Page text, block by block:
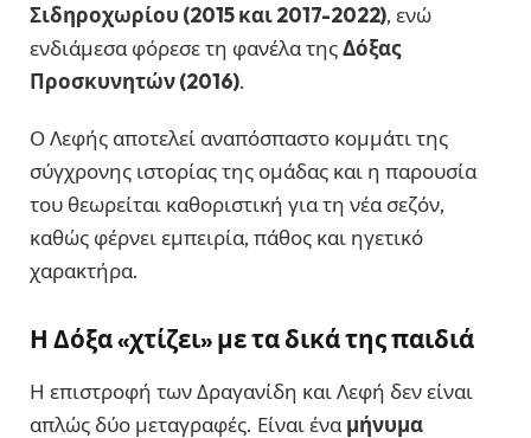
Σιδηροχωρίου (2015 και 2017-2022), ενώ
ενδιάμεσα φόρεσε τη φανέλα τηςΔόξας
Προσκυνητών (2016).
Ο Λεφής αποτελεί αναπόσπαστο κομμάτι της
σύγχρονης ιστορίας της ομάδας και η παρουσία
του θεωρείται καθοριστική για τη νέα σεζόν,
καθώς φέρνει εμπειρία, πάθος και ηγετικό
χαρακτήρα.
Η Δόξα «χτίζει» με τα δικά της παιδιά
Η επιστροφή των Δραγανίδη και Λεφή δεν είναι
απλώς δύο μεταγραφές. Είναι ένα μήνυμα